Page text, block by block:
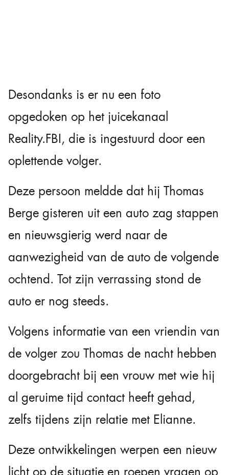
Desondanks is er nu een foto
opgedoken op het juicekanaal
Reality.FBI, die is ingestuurd door een
oplettende volger.
Deze persoon meldde dat hij Thomas
Berge gisteren uit een auto zag stappen
en nieuwsgierig werd naar de
aanwezigheid van de auto de volgende
ochtend. Tot zijn verrassing stond de
auto er nog steeds.
Volgens informatie van een vriendin van
de volger zou Thomas de nacht hebben
doorgebracht bij een vrouw met wie hij
al geruime tijd contact heeft gehad,
zelfs tijdens zijn relatie met Elianne.
Deze ontwikkelingen werpen een nieuw